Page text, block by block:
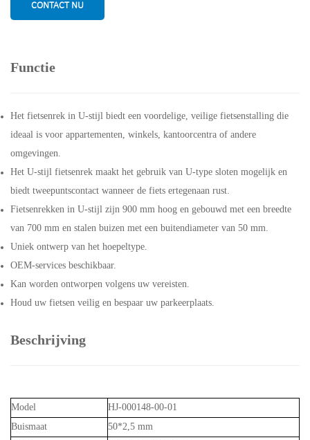
CONTACT NU
Functie
Het fietsenrek in U-stijl biedt een voordelige, veilige fietsenstalling die
ideaal is voor appartementen, winkels, kantoorcentra of andere
omgevingen.
Het U-stijl fietsenrek maakt het gebruik van U-type sloten mogelijk en
biedt tweepuntscontact wanneer de fiets ertegenaan rust.
Fietsenrekken in U-stijl zijn 900 mm hoog en gebouwd met een breedte
van 700 mm en stalen buizen met een buitendiameter van 50 mm.
Uniek ontwerp van het hoepeltype.
OEM-services beschikbaar.
Kan worden ontworpen volgens uw vereisten.
Houd uw fietsen veilig en bespaar uw parkeerplaats.
Beschrijving
Model
HJ-000148-00-01
Buismaat
50*2,5 mm